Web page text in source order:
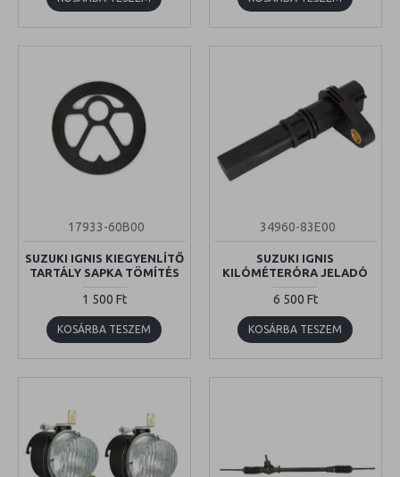
17933-60B00
SUZUKI IGNIS KIEGYENLÍTŐ
TARTÁLY SAPKA TÖMÍTÉS
1 500 Ft
KOSÁRBA TESZEM
34960-83E00
SUZUKI IGNIS
KILÓMÉTERÓRA JELADÓ
6 500 Ft
KOSÁRBA TESZEM